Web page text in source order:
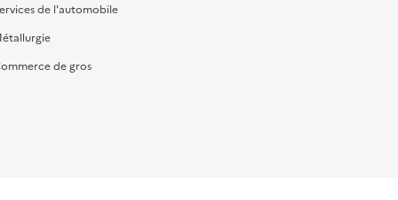
de l'automobile
de gros